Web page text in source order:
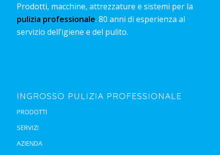
Prodotti, macchine, attrezzature e sistemi per la
pulizia professionale. 80 anni di esperienza al
servizio dell’igiene e del pulito.
INGROSSO PULIZIA PROFESSIONALE
PRODOTTI
SERVIZI
AZIENDA